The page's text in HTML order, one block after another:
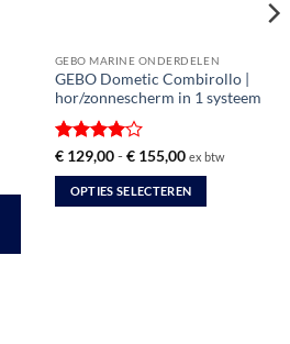
GEBO MARINE ONDERDELEN
GEBO Dometic Combirollo |
hor/zonnescherm in 1 systeem
Gewaardeerd
4uit 5
€129,00 - €155,00Prijsklasse:
tot
€ 155,00
ex btw
OPTIES SELECTEREN